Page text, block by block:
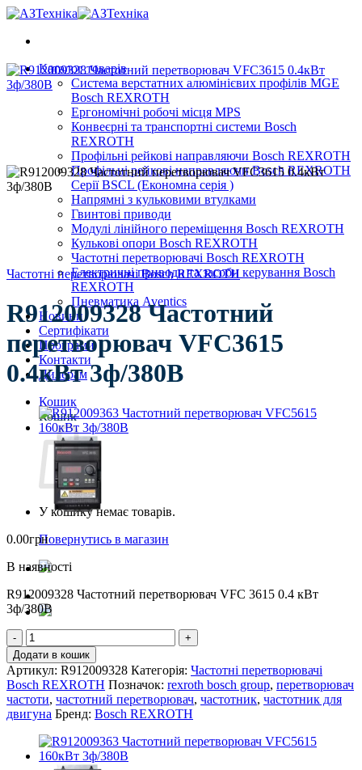
Skip
content
Каталог товарів
Система верстатних алюмінієвих профілів MGE
Bosch REXROTH
Ергономічні робочі місця MPS
Конвеєрні та транспортні системи Bosch
REXROTH
Профільні рейкові направляючи Bosch REXROTH
Профільні рейкові направляючи Bosch REXROTH
Серії BSCL (Економна серія )
Напрямні з кульковими втулками
Гвинтові приводи
Модулі лінійного переміщення Bosch REXROTH
Кулькові опори Bosch REXROTH
Частотні перетворювачі Bosch REXROTH
Електричні приводи та засоби керування Bosch
REXROTH
Пневматика Aventics
Новини
Сертифікати
Програми
Контакти
Дилерам
Кошик
Кошик
У кошику немає товарів.
Повернутись в магазин
Частотні перетворювачі Bosch REXROTH
R912009328 Частотний
перетворювач VFC3615
0.4кВт 3ф/380В
0.00грн
В наявності
R912009328 Частотний перетворювач VFC 3615 0.4 кВт
3ф/380В
R912009328
Частотний
перетворювач
VFC3615
0.4кВт
3ф/380В
кількість
Додати в кошик
Артикул: R912009328 Категорія: Частотні перетворювачі
Bosch REXROTH Позначок: rexroth bosch group, перетворювач
частоти, частотний перетворювач, частотник, частотник для
двигуна Бренд: Bosch REXROTH